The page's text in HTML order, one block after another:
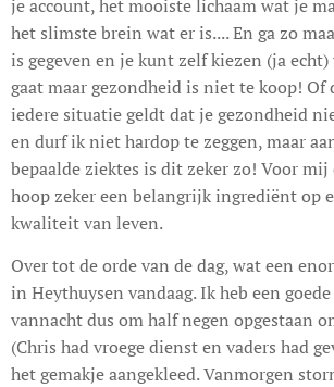
je account, het mooiste lichaam wat je
het slimste brein wat er is.... En ga zo
is gegeven en je kunt zelf kiezen (ja
gaat maar gezondheid is niet te koop! Of
iedere situatie geldt dat je gezondheid
en durf ik niet hardop te zeggen, maar
bepaalde ziektes is dit zeker zo! Voor
hoop zeker een belangrijk ingrediënt op
kwaliteit van leven.
Over tot de orde van de dag, wat een
in Heythuysen vandaag. Ik heb een
vannacht dus om half negen opgestaan
(Chris had vroege dienst en vaders had
het gemakje aangekleed. Vanmorgen